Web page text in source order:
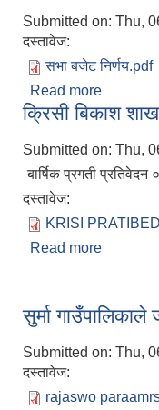
Submitted on: Thu,
दस्तावेज:
सभा बजेट निर्णय.pdf
Read more
क्रिसी बिकाश
Submitted on: Thu,
बार्षिक प्रगती प्रतिवेदन
दस्तावेज:
KRISI
Read more
सुर्मा
Submitted on: Thu,
दस्तावेज:
rajaswo